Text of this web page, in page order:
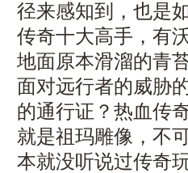
径来感知到，也是
传奇十大高手，有
地面原本滑溜的青
面对远行者的威胁
的通行证？热血传
就是祖玛雕像，不
本就没听说过传奇